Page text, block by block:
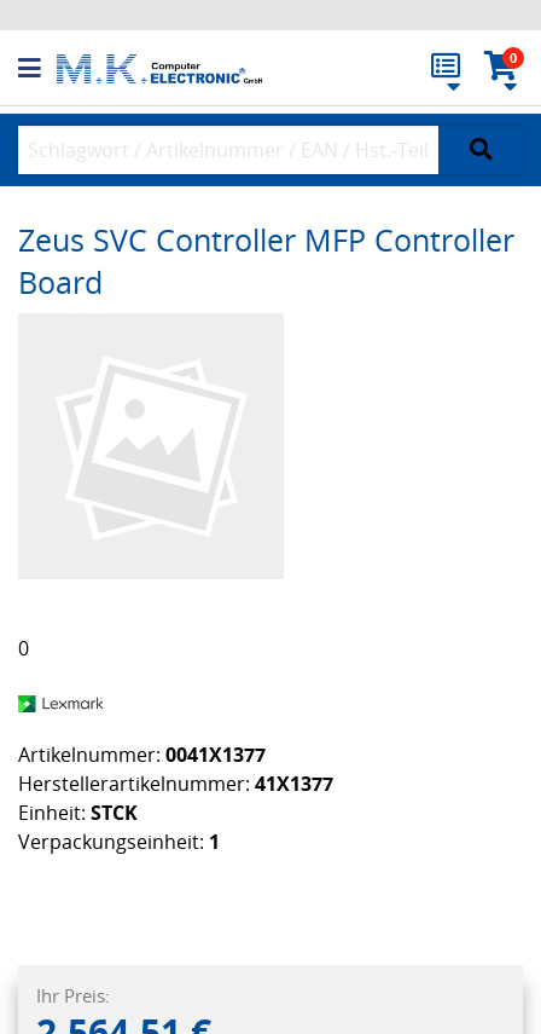
0
Zeus SVC Controller MFP Controller
Board
0
Artikelnummer: 0041X1377
Herstellerartikelnummer: 41X1377
Einheit: STCK
Verpackungseinheit: 1
Ihr Preis: